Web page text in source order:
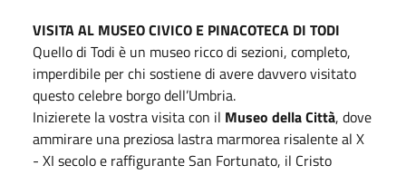
VISITA AL MUSEO CIVICO E PINACOTECA DI TODI
Quello di Todi è un museo ricco di sezioni, completo,
imperdibile per chi sostiene di avere davvero visitato
questo celebre borgo dell’Umbria.
Inizierete la vostra visita con il Museo della Città, dove
ammirare una preziosa lastra marmorea risalente al X
- XI secolo e raffigurante San Fortunato, il Cristo